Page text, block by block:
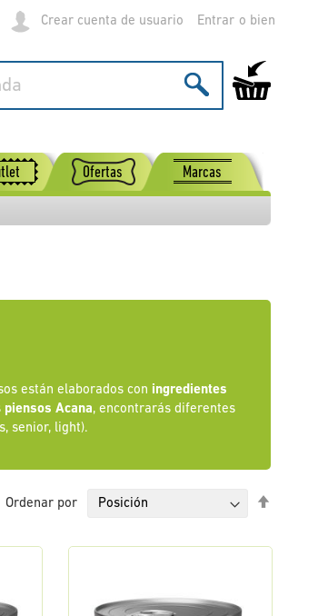
Crear cuenta de usuario Entrar
Mi carrito de
Ofertas Marcas
están elaborados con ingredientes
piensos Acana, encontrarás diferentes
senior, light).
Ordenar por